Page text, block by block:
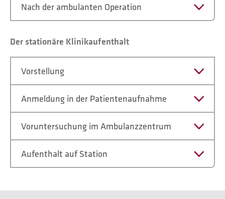
Nach der ambulanten Operation
Der stationäre Klinikaufenthalt
Vorstellung
Anmeldung in der Patientenaufnahme
Voruntersuchung im Ambulanzzentrum
Aufenthalt auf Station